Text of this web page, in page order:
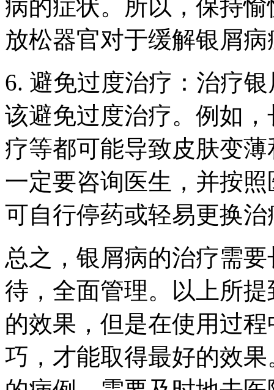
病的症状。所以，保持
放松器官对于缓解银屑
6. 避免过度治疗：治疗
该避免过度治疗。例如
疗等都可能导致皮肤变
一定要咨询医生，并按
可自行停药或轻易更换
总之，银屑病的治疗需
待，全面管理。以上所
的效果，但是在使用过
巧，才能取得最好的效